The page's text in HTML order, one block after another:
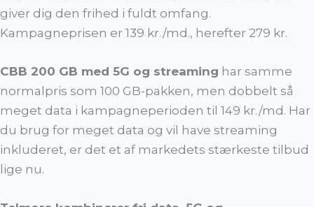
giver dig den frihed i fuldt omfang.
Kampagneprisen er 139 kr./md., herefter 279 kr.
CBB 200 GB med 5G og streaming har samme
normalpris som 100 GB-pakken, men dobbelt så
meget data i kampagneperioden til 149 kr./md. Har
du brug for meget data og vil have streaming
inkluderet, er det et af markedets stærkeste tilbud
lige nu.